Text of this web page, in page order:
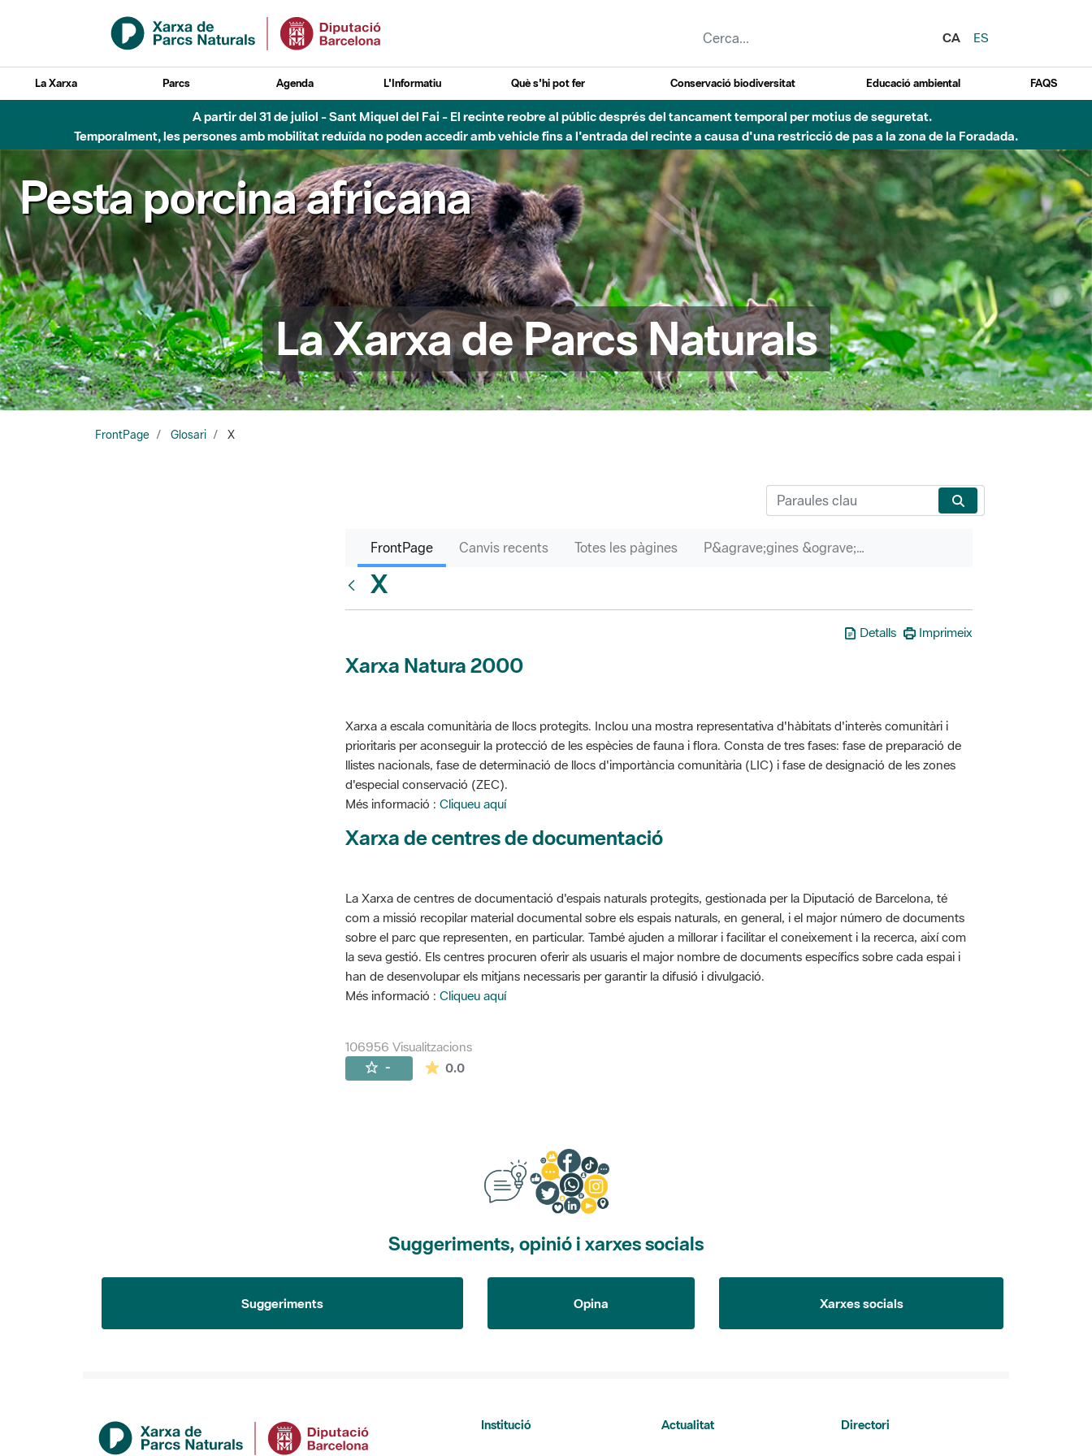
Salta al contingut principal
CA
ES
La Xarxa Parcs Agenda L'Informatiu Què s'hi pot fer Conservació biodiversitat Educació ambiental FAQS
A partir del 31 de juliol - Sant Miquel del Fai - El recinte reobre al públic després del tancament temporal per motius de seguretat.
Temporalment, les persones amb mobilitat reduïda no poden accedir amb vehicle fins a l'entrada del recinte a causa d'una restricció de pas a la zona de la Foradada.
Pesta porcina africana
La Xarxa de Parcs Naturals
FrontPage Glosari X
FrontPage Canvis recents Totes les pàgines P&agrave;gines &ograve;rfenes
X
Detalls Imprimeix
Xarxa Natura 2000
Xarxa a escala comunitària de llocs protegits. Inclou una mostra representativa d'hàbitats d'interès comunitàri i
prioritaris per aconseguir la protecció de les espècies de fauna i flora. Consta de tres fases: fase de preparació de
llistes nacionals, fase de determinació de llocs d'importància comunitària (LIC) i fase de designació de les zones
d'especial conservació (ZEC).
Més informació : Cliqueu aquí
Xarxa de centres de documentació
La Xarxa de centres de documentació d'espais naturals protegits, gestionada per la Diputació de Barcelona, té
com a missió recopilar material documental sobre els espais naturals, en general, i el major número de documents
sobre el parc que representen, en particular. També ajuden a millorar i facilitar el coneixement i la recerca, així com
la seva gestió. Els centres procuren oferir als usuaris el major nombre de documents específics sobre cada espai i
han de desenvolupar els mitjans necessaris per garantir la difusió i divulgació.
Més informació : Cliqueu aquí
106956 Visualitzacions
- 0.0La mitjana de les valoracions és de 0 estrelles de 5.
Suggeriments, opinió i xarxes socials
Suggeriments Opina Xarxes socials
Institució Actualitat Directori